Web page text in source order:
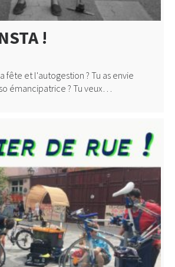
!
fête et l'autogestion ? Tu as envie
émancipatrice ? Tu veux…